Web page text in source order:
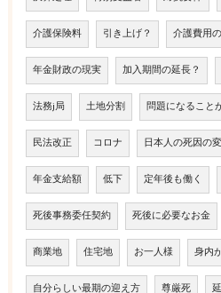
介護保険料 引き上げ？ 介護費用
年金財政の現実 加入期間の延長？
法務j局 土地分割 問題になること
民法改正 コロナ 日本人の死因の
年金支給額 低下 定年後も働く
死後事務委任契約 死後に必要なお金
商業地 住宅地 お一人様 身内
自分らしい最期の迎え方 尊厳死